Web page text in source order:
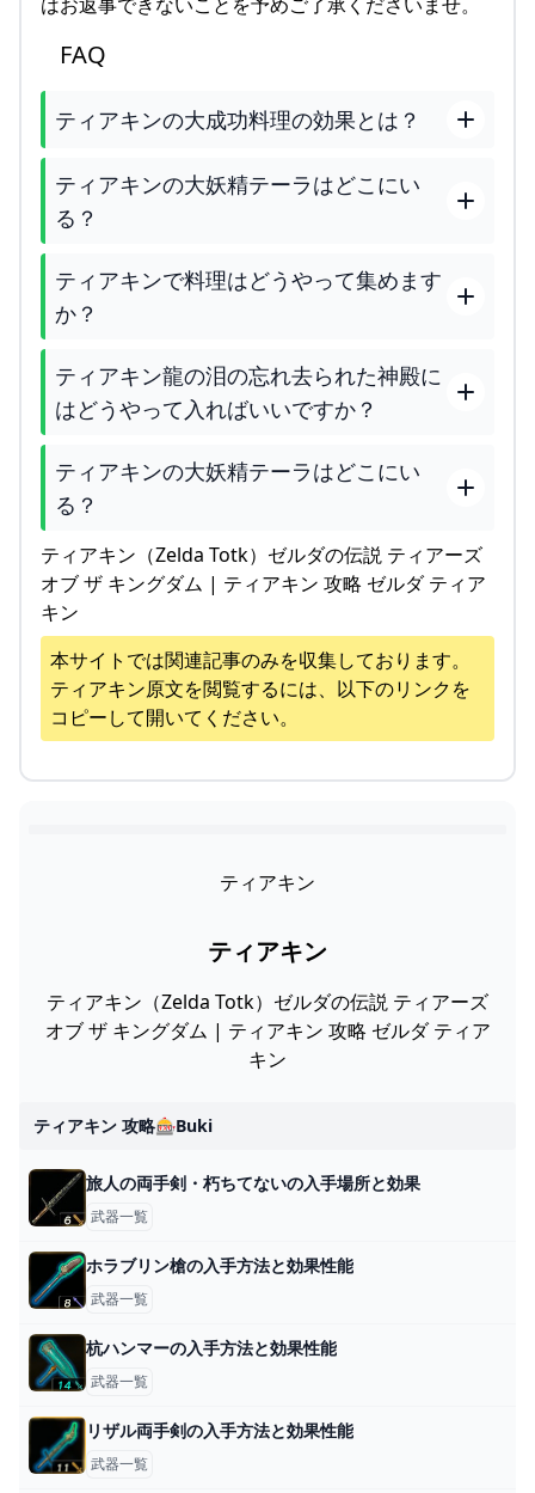
FAQ
ティアキンの大成功料理の効果とは？
ティアキンの大妖精テーラはどこにい
る？
ティアキンで料理はどうやって集めます
か？
ティアキン龍の泪の忘れ去られた神殿に
はどうやって入ればいいですか？
ティアキンの大妖精テーラはどこにい
る？
ティアキン（Zelda Totk）ゼルダの伝説 ティアーズ
オブ ザ キングダム | ティアキン 攻略 ゼルダ ティア
キン
本サイトでは関連記事のみを収集しております。
ティアキン原文を閲覧するには、以下のリンクを
コピーして開いてください。
ティアキン
ティアキン
ティアキン（Zelda Totk）ゼルダの伝説 ティアーズ
オブ ザ キングダム | ティアキン 攻略 ゼルダ ティア
キン
ティアキン 攻略🎰buki
旅人の両手剣・朽ちてないの入手場所と効果
武器一覧
ホラブリン槍の入手方法と効果性能
武器一覧
杭ハンマーの入手方法と効果性能
武器一覧
リザル両手剣の入手方法と効果性能
武器一覧